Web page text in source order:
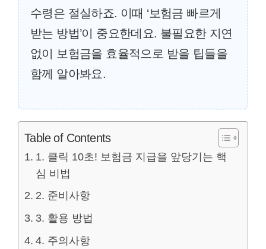
수령은 절실하죠. 이때 ‘보험금 빠르게
받는 방법’이 중요한데요. 불필요한 지연
없이 보험금을 효율적으로 받을 팁들을
함께 알아봐요.
Table of Contents
1. 클릭 10초! 보험금 지급을 앞당기는 핵
심 비법
2. 준비사항
3. 활용 방법
4. 주의사항